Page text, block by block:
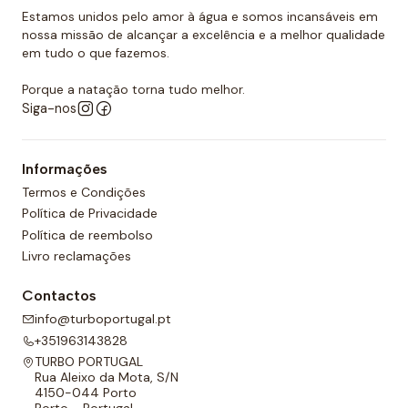
Quer comprar um touca de polo
aquático?
Você já encontrou a loja onde pode comprar todos
os equipamentos necessários para o polo aquático,
todo de alta qualidade e garante as melhores
condições para a prática de qualquer desporto
aquático. Temos também uma grande variedade de
designs, cores e, claro, tamanhos. Confira nossa ampla
encontrará o que precisa entre a nossa gama de
produtos.
Estamos unidos pelo amor à água e somos incansáveis em
nossa missão de alcançar a excelência e a melhor qualidade
em tudo o que fazemos.
Porque a natação torna tudo melhor.
Siga-nos
Informações
Termos e Condições
Política de Privacidade
Política de reembolso
Livro reclamações
Contactos
info@turboportugal.pt
+351963143828
TURBO PORTUGAL
Rua Aleixo da Mota, S/N
4150-044 Porto